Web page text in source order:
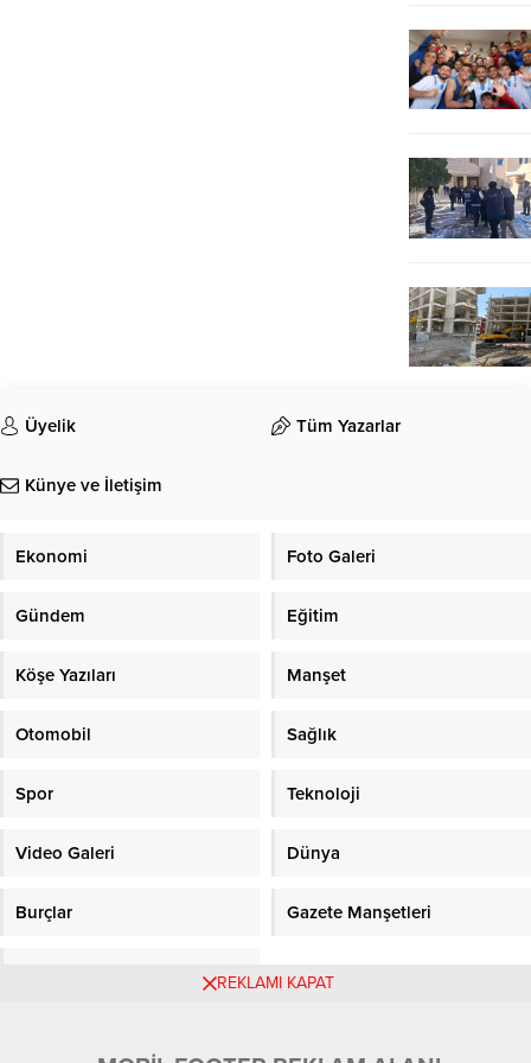
Üyelik Tüm Yazarlar
Künye ve İletişim
Ekonomi Foto Galeri
Gündem Eğitim
Köşe Yazıları Manşet
Otomobil Sağlık
Spor Teknoloji
Video Galeri Dünya
Burçlar Gazete Manşetleri
REKLAMI KAPAT